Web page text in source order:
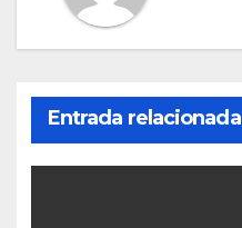
Entrada relacionada